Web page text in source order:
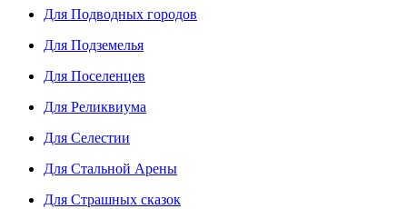
Для Подводных городов
Для Подземелья
Для Поселенцев
Для Реликвиума
Для Селестии
Для Стальной Арены
Для Страшных сказок